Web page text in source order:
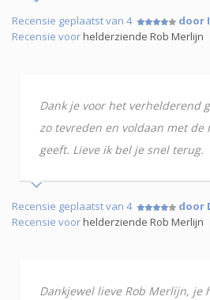
Recensie geplaatst van 4 door
Recensie voorhelderziende Rob Merlijn
Dank je voor het verhelderend
zo tevreden en voldaan met de
geeft. Lieve ik bel je snel terug.
Recensie geplaatst van 4 door
Recensie voorhelderziende Rob Merlijn
Dankjewel lieve Rob Merlijn, je